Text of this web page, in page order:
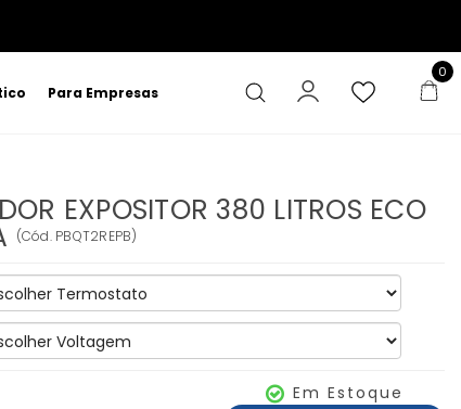
Para Empresas
0
EXPOSITOR 380 LITROS ECO
(Cód. PBQT2REPB)
Em Estoque